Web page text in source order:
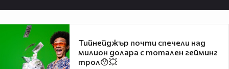
Тийнейджър почти спечели над
милион долара с тотален гейминг
трол😯💥